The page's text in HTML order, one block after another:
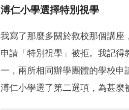
溥仁小學選擇特別視學
我寫了那麼多關於救校那個講
申請「特別視學」被拒。我記
一，兩所相同辦學團體的學校申
溥仁小學選了第二選項，為甚麼